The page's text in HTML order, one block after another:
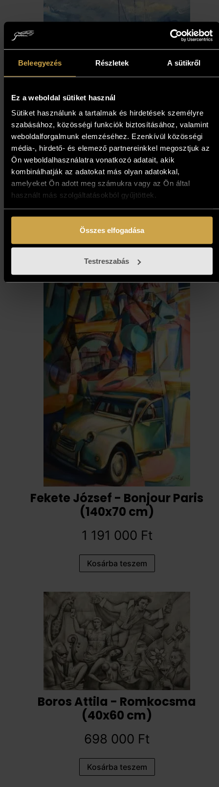
Beleegyezés Részletek A sütikről
Ez a weboldal sütiket használ
Sütiket használunk a tartalmak és hirdetések személyre
szabásához, közösségi funkciók biztosításához, valamint
weboldalforgalmunk elemzéséhez. Ezenkívül közösségi
média-, hirdető- és elemező partnereinkkel megosztjuk az
Ön weboldalhasználatra vonatkozó adatait, akik
kombinálhatják az adatokat más olyan adatokkal,
amelyeket Ön adott meg számukra vagy az Ön által
használt más szolgáltatásokból gyűjtöttek.
Összes elfogadása
Testreszabás
Papp Gábor - Pihenő vitorlák
(40x60 cm)
559 000Ft
Kosárba teszem
Fekete József - Bonjour Paris
(140x70 cm)
1 191 000 Ft
Kosárba teszem
Boros Attila - Romkocsma
(40x60 cm)
698 000 Ft
Kosárba teszem